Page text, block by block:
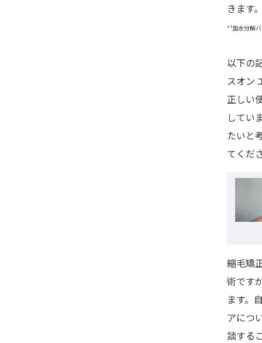
きます
*¹加水分解
以下の
スオン
正しい
してい
たいと
てくだ
縮毛矯
術です
ます。
アにつ
談する